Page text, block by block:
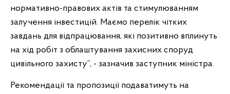
нормативно-правових актів та стимулюванням
залучення інвестицій. Маємо перелік чітких
завдань для відпрацювання, які позитивно вплинуть
на хід робіт з облаштування захисних споруд
цивільного захисту”, - зазначив заступник міністра.
Рекомендації та пропозиції подаватимуть на